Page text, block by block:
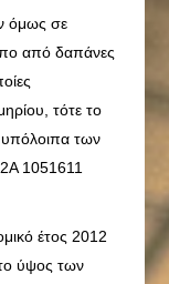
όμως σε
από δαπάνες
τότε το
υπόλοιπα των
1051611
έτος 2012
ύψος των